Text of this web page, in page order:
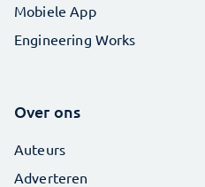
Mobiele App
Engineering Works
Over ons
Auteurs
Adverteren